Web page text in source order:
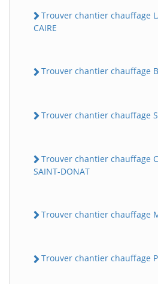
Trouver chantier chauffage
CAIRE
Trouver chantier chauffage
Trouver chantier chauffage
Trouver chantier chauffage
SAINT-DONAT
Trouver chantier chauffage
Trouver chantier chauffage